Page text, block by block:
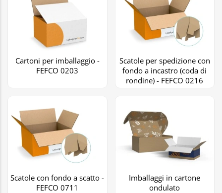
Cartoni per imballaggio -
FEFCO 0203
Scatole per spedizione con
fondo a incastro (coda di
rondine) - FEFCO 0216
Scatole con fondo a scatto -
FEFCO 0711
Imballaggi in cartone
ondulato